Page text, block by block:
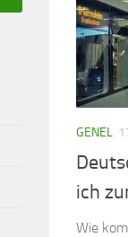
GENEL
ich
Wie